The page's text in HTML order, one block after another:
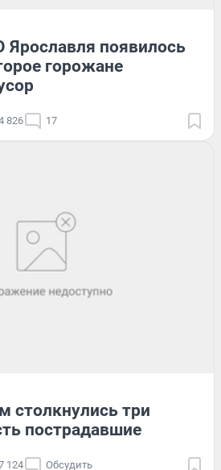
появилось
горожане
826 17
столкнулись три
пострадавшие
124 Обсудить